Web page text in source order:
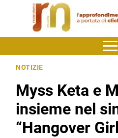
NOTIZIE
Myss Keta e
insieme nel
“Hangover